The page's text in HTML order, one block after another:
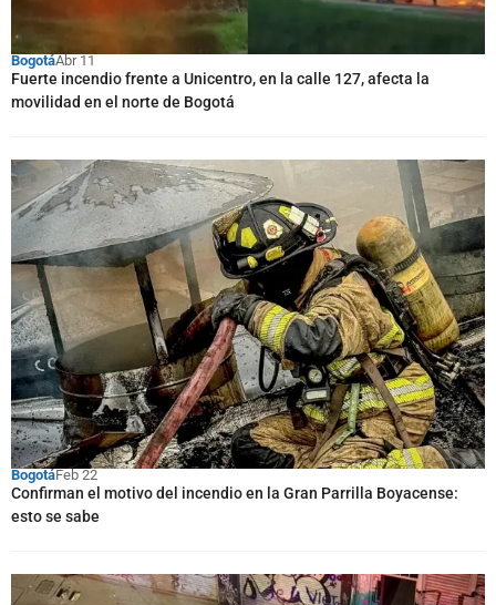
BogotáAbr 11
Fuerte incendio frente a Unicentro, en la calle 127, afecta la
movilidad en el norte de Bogotá
BogotáFeb 22
Confirman el motivo del incendio en la Gran Parrilla Boyacense:
esto se sabe